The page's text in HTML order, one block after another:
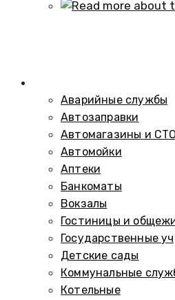
Аварийные службы
Автозаправки
Автомагазины и СТО
Автомойки
Аптеки
Банкоматы
Вокзалы
Гостиницы и
Государственные
Детские сады
Коммунальные
Котельные